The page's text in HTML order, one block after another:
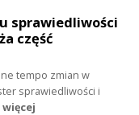
sprawiedliwości
część
tempo zmian w
sprawiedliwości i
więcej